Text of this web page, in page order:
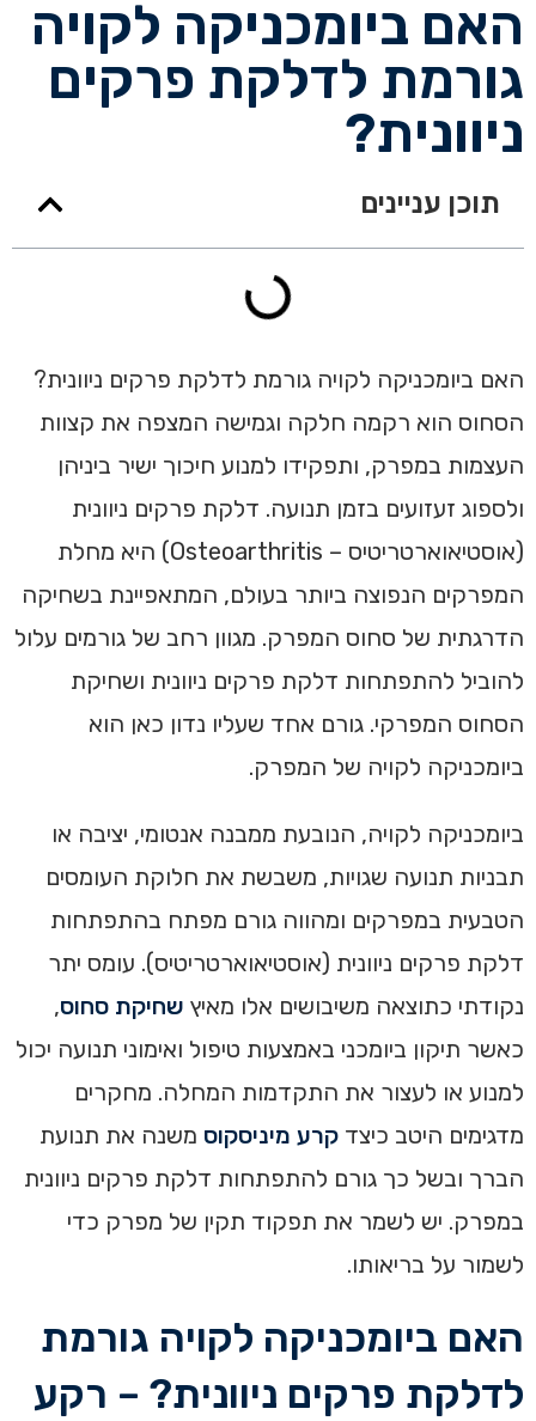
האם ביומכניקה לקויה
גורמת לדלקת פרקים
ניוונית?
תוכן עניינים
האם ביומכניקה לקויה גורמת לדלקת פרקים ניוונית?
הסחוס הוא רקמה חלקה וגמישה המצפה את קצוות
העצמות במפרק, ותפקידו למנוע חיכוך ישיר ביניהן
ולספוג זעזועים בזמן תנועה. דלקת פרקים ניוונית
(אוסטיאוארטריטיס – Osteoarthritis) היא מחלת
המפרקים הנפוצה ביותר בעולם, המתאפיינת בשחיקה
הדרגתית של סחוס המפרק. מגוון רחב של גורמים עלול
להוביל להתפתחות דלקת פרקים ניוונית ושחיקת
הסחוס המפרקי. גורם אחד שעליו נדון כאן הוא
ביומכניקה לקויה של המפרק.
ביומכניקה לקויה, הנובעת ממבנה אנטומי, יציבה או
תבניות תנועה שגויות, משבשת את חלוקת העומסים
הטבעית במפרקים ומהווה גורם מפתח בהתפתחות
דלקת פרקים ניוונית (אוסטיאוארטריטיס). עומס יתר
נקודתי כתוצאה משיבושים אלו מאיץ שחיקת סחוס,
כאשר תיקון ביומכני באמצעות טיפול ואימוני תנועה יכול
למנוע או לעצור את התקדמות המחלה. מחקרים
מדגימים היטב כיצד קרע מיניסקוס משנה את תנועת
הברך ובשל כך גורם להתפתחות דלקת פרקים ניוונית
במפרק. יש לשמר את תפקוד תקין של מפרק כדי
לשמור על בריאותו.
האם ביומכניקה לקויה גורמת
לדלקת פרקים ניוונית? – רקע